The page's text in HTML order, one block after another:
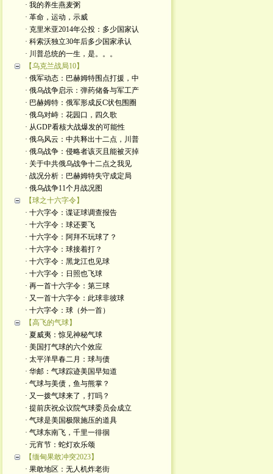
· 我的养生燕麦粥
· 革命，运动，示威
· 克里米亚2014年公投：多少国家认
· 科索沃独立30年后多少国家承认
· 川普总统的一生，是。。。
【乌克兰战局10】
· 俄军动态：巴赫姆特围点打援，中
· 俄乌战争启示：弹药储备与军工产
· 巴赫姆特：俄军形成反C状包围圈
· 俄乌对峙：花园口，四久歌
· 从GDP看核大战爆发的可能性
· 俄乌风云：中共释出十二点，川普
· 俄乌战争：侵略者该灭且能被灭掉
· 关于中共俄乌战争十二点之我见
· 战况分析：巴赫姆特失守成定局
· 俄乌战争11个月战况图
【球之十六字令】
· 十六字令：谍证球调查报告
· 十六字令：球还要飞
· 十六字令：阿拜不玩球了？
· 十六字令：球接着打？
· 十六字令：黑龙江也见球
· 十六字令：日照也飞球
· 再一首十六字令：第三球
· 又一首十六字令：此球非彼球
· 十六字令：球（外一首）
【高飞的气球】
· 夏威夷：惊见神秘气球
· 美国打气球的六个效应
· 太平洋早春二月：球与债
· 华邮：气球踪迹美国早知道
· 气球与美债，鱼与熊掌？
· 又一拨气球来了，打吗？
· 提前庆祝众议院气球委员会成立
· 气球是美国极限施压的道具
· 气球东南飞，千里一徘徊
· 元宵节：蛇灯欢乐颂
【缅甸果敢冲突2023】
· 果敢地区：无人机炸老街